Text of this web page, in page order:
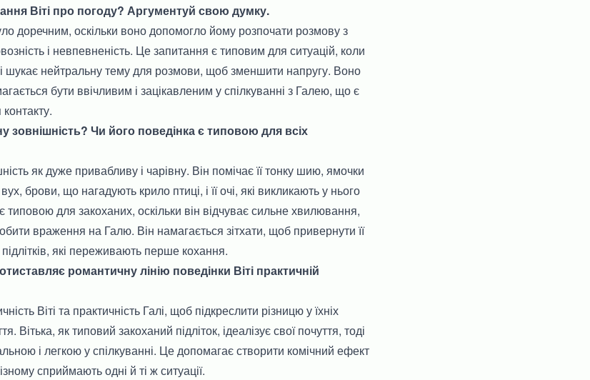
Віті про погоду? Аргументуй свою думку.
доречним, оскільки воно допомогло йому розпочати розмову з
і невпевненість. Це запитання є типовим для ситуацій, коли
шукає нейтральну тему для розмови, щоб зменшити напругу. Воно
бути ввічливим і зацікавленим у спілкуванні з Галею, що є
зовнішність? Чи його поведінка є типовою для всіх
як дуже привабливу і чарівну. Він помічає її тонку шию, ямочки
брови, що нагадують крило птиці, і її очі, які викликають у нього
типовою для закоханих, оскільки він відчуває сильне хвилювання,
враження на Галю. Він намагається зітхати, щоб привернути її
які переживають перше кохання.
романтичну лінію поведінки Віті практичній
Віті та практичність Галі, щоб підкреслити різницю у їхніх
Вітька, як типовий закоханий підліток, ідеалізує свої почуття, тоді
і легкою у спілкуванні. Це допомагає створити комічний ефект
сприймають одні й ті ж ситуації.